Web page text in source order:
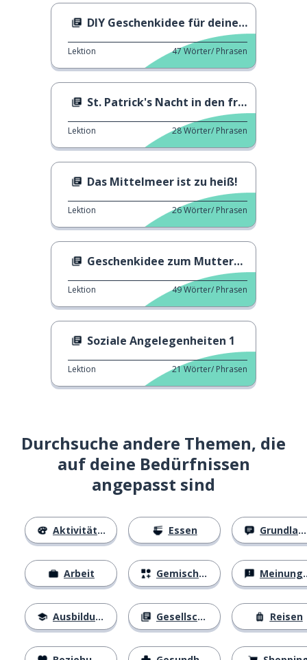
DIY Geschenkidee für deinen Papa
Lektion 47Wörter/ Phrasen
St. Patrick's Nacht in den französischen Alpen
Lektion 28Wörter/ Phrasen
Das Mittelmeer ist zu heiß!
Lektion 26Wörter/ Phrasen
Geschenkidee zum Muttertag
Lektion 49Wörter/ Phrasen
Soziale Angelegenheiten 1
Lektion 21Wörter/ Phrasen
Durchsuche andere Themen, die
auf deine Bedürfnissen
angepasst sind
Aktivitäten
Arbeit
Ausbildung
Essen
Gemischtes
Gesellschaft
Grundlagen
Meinungen
Reisen